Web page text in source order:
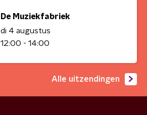
De Muziekfabriek
di 4 augustus
12:00 - 14:00
Alle uitzendingen